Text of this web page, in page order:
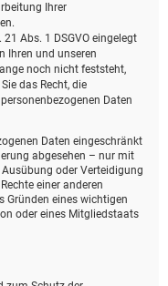
Ihrer
Abs. 1 DSGVO eingelegt
Ihren und unseren
noch nicht feststeht,
das Recht, die
Daten
Daten eingeschränkt
abgesehen – nur mit
oder Verteidigung
einer anderen
Gründen eines wichtigen
oder eines Mitgliedstaats